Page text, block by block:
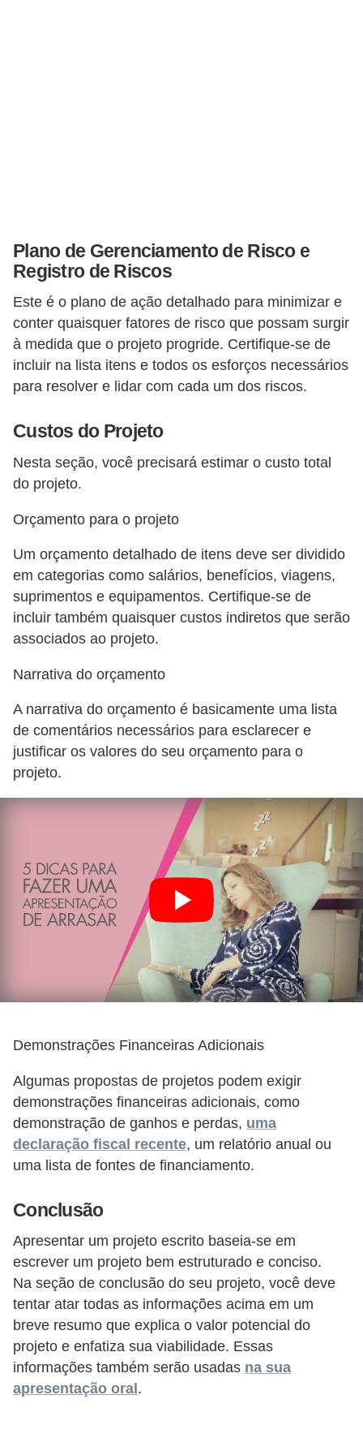
Plano de Gerenciamento de Risco e
Registro de Riscos
Este é o plano de ação detalhado para minimizar e
conter quaisquer fatores de risco que possam surgir
à medida que o projeto progride. Certifique-se de
incluir na lista itens e todos os esforços necessários
para resolver e lidar com cada um dos riscos.
Custos do Projeto
Nesta seção, você precisará estimar o custo total
do projeto.
Orçamento para o projeto
Um orçamento detalhado de itens deve ser dividido
em categorias como salários, benefícios, viagens,
suprimentos e equipamentos. Certifique-se de
incluir também quaisquer custos indiretos que serão
associados ao projeto.
Narrativa do orçamento
A narrativa do orçamento é basicamente uma lista
de comentários necessários para esclarecer e
justificar os valores do seu orçamento para o
projeto.
Demonstrações Financeiras Adicionais
Algumas propostas de projetos podem exigir
demonstrações financeiras adicionais, como
demonstração de ganhos e perdas, uma
declaração fiscal recente, um relatório anual ou
uma lista de fontes de financiamento.
Conclusão
Apresentar um projeto escrito baseia-se em
escrever um projeto bem estruturado e conciso.
Na seção de conclusão do seu projeto, você deve
tentar atar todas as informações acima em um
breve resumo que explica o valor potencial do
projeto e enfatiza sua viabilidade. Essas
informações também serão usadas na sua
apresentação oral .
e
d
p
o
n
t